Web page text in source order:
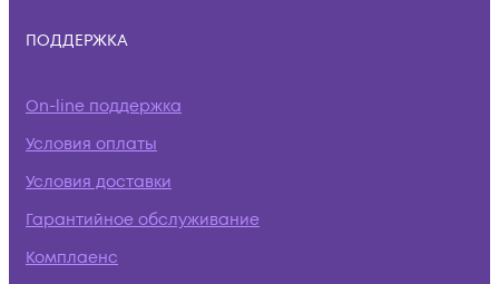
ПОДДЕРЖКА
On-line поддержка
Условия оплаты
Условия доставки
Гарантийное обслуживание
Комплаенс